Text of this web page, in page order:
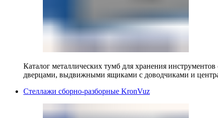
Каталог металлических тумб для хранения
дверцами, выдвижными ящиками с доводчиками и
Стеллажи сборно-разборные KronVuz